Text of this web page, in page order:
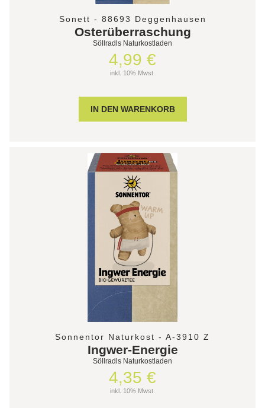
Sonett - 88693 Deggenhausen
Osterüberraschung
Söllradls Naturkostladen
4,99 €
inkl. 10% Mwst.
Sonnentor Naturkost - A-3910 Z
Ingwer-Energie
Söllradls Naturkostladen
4,35 €
inkl. 10% Mwst.